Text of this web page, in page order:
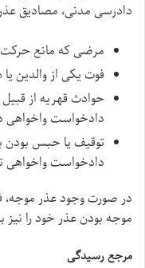
دادرسی مدنی، مصادیق
مرضی که مانع
فوت یکی از والدین یا
حوادث قهریه از
دادخواست واخواهی
توقیف یا حبس بودن
دادخواست واخواهی
در صورت وجود عذر موجه،
موجه بودن عذر خود را نیز
مرجع رسیدگی